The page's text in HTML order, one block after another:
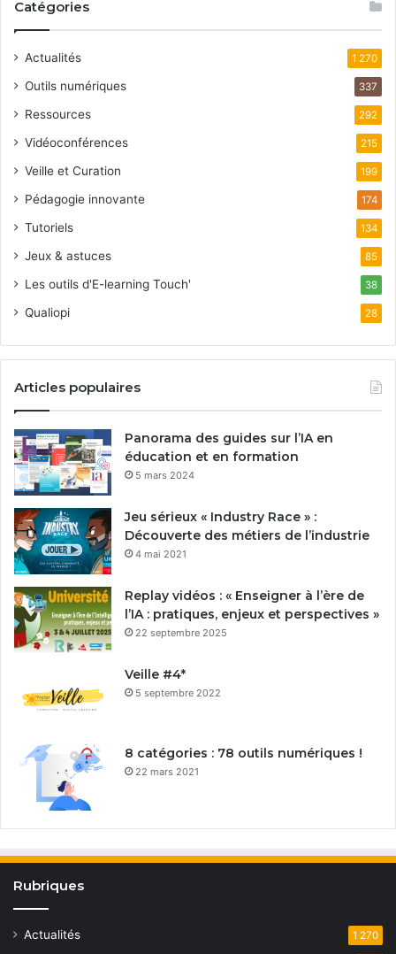
Catégories
Actualités 1 270
Outils numériques 337
Ressources 292
Vidéoconférences 215
Veille et Curation 199
Pédagogie innovante 174
Tutoriels 134
Jeux & astuces 85
Les outils d'E-learning Touch' 38
Qualiopi 28
Articles populaires
Panorama des guides sur l’IA en
éducation et en formation
5 mars 2024
Jeu sérieux « Industry Race » :
Découverte des métiers de l’industrie
4 mai 2021
Replay vidéos : « Enseigner à l’ère de
l’IA : pratiques, enjeux et perspectives »
22 septembre 2025
Veille #4*
5 septembre 2022
8 catégories : 78 outils numériques !
22 mars 2021
Rubriques
Actualités 1 270